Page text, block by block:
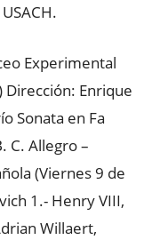
Experimental
Dirección: Enrique
Sonata en Fa
C. Allegro –
(Viernes 9 de
1.- Henry VIII,
Willaert,